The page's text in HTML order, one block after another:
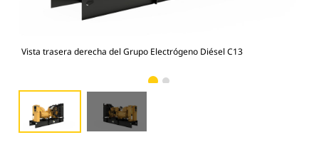
Vista trasera derecha del Grupo Electrógeno Diésel C13